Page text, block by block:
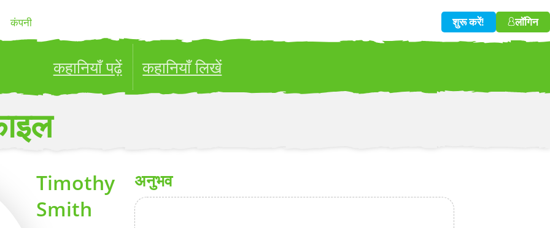
कंपनी शुरू करें! लॉगिन
कहानियाँ पढ़ें कहानियाँ लिखें
Timothy
Smith
अनुभव